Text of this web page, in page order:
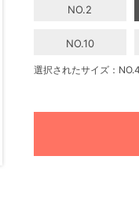
NO.2
NO.10
選択されたサイズ：